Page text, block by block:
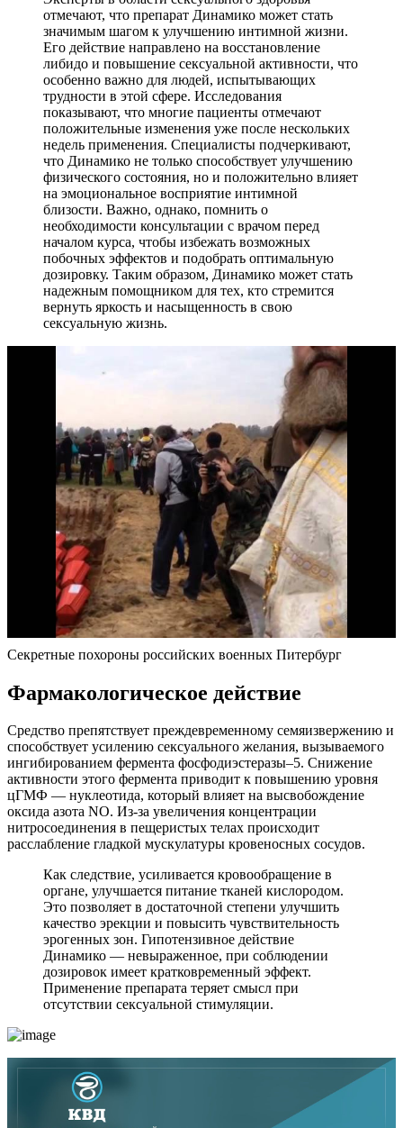
отмечают, что препарат Динамико может стать
значимым шагом к улучшению интимной жизни.
Его действие направлено на восстановление
либидо и повышение сексуальной активности, что
особенно важно для людей, испытывающих
трудности в этой сфере. Исследования
показывают, что многие пациенты отмечают
положительные изменения уже после нескольких
недель применения. Специалисты подчеркивают,
что Динамико не только способствует улучшению
физического состояния, но и положительно влияет
на эмоциональное восприятие интимной
близости. Важно, однако, помнить о
необходимости консультации с врачом перед
началом курса, чтобы избежать возможных
побочных эффектов и подобрать оптимальную
дозировку. Таким образом, Динамико может стать
надежным помощником для тех, кто стремится
вернуть яркость и насыщенность в свою
сексуальную жизнь.
Секретные похороны российских военных Питербург
Фармакологическое действие
Средство препятствует преждевременному семяизвержению и
способствует усилению сексуального желания, вызываемого
ингибированием фермента фосфодиэстеразы–5. Снижение
активности этого фермента приводит к повышению уровня
цГМФ — нуклеотида, который влияет на высвобождение
оксида азота NO. Из-за увеличения концентрации
нитросоединения в пещеристых телах происходит
расслабление гладкой мускулатуры кровеносных сосудов.
Как следствие, усиливается кровообращение в
органе, улучшается питание тканей кислородом.
Это позволяет в достаточной степени улучшить
качество эрекции и повысить чувствительность
эрогенных зон. Гипотензивное действие
Динамико — невыраженное, при соблюдении
дозировок имеет кратковременный эффект.
Применение препарата теряет смысл при
отсутствии сексуальной стимуляции.